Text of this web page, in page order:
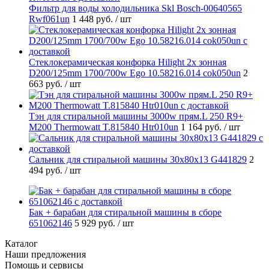
Фильтр для воды холодильника Skl Bosch-00640565
Rwf061un 1 448 руб. / шт
Стеклокерамическая конфорка Hilight 2х зонная
D200/125mm 1700/700w Ego 10.58216.014 cok050un 2
663 руб. / шт
Тэн для стиральной машины 3000w прям.L 250 R9+
M200 Thermowatt T.815840 Htr010un 1 164 руб. / шт
Cальник для стиральной машины 30x80x13 G441829 2
494 руб. / шт
Бак + барабан для стиральной машины в сборе
651062146 5 929 руб. / шт
Каталог
Наши предложения
Помощь и сервисы